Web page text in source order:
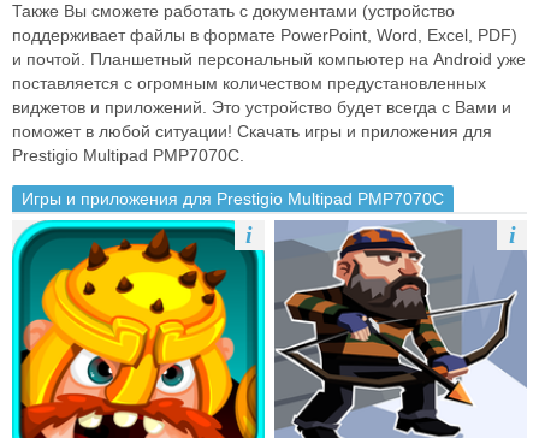
Также Вы сможете работать с документами (устройство
поддерживает файлы в формате PowerPoint, Word, Excel, PDF)
и почтой. Планшетный персональный компьютер на Android уже
поставляется с огромным количеством предустановленных
виджетов и приложений. Это устройство будет всегда с Вами и
поможет в любой ситуации! Скачать игры и приложения для
Prestigio Multipad PMP7070C.
Игры и приложения для Prestigio Multipad PMP7070C
i i